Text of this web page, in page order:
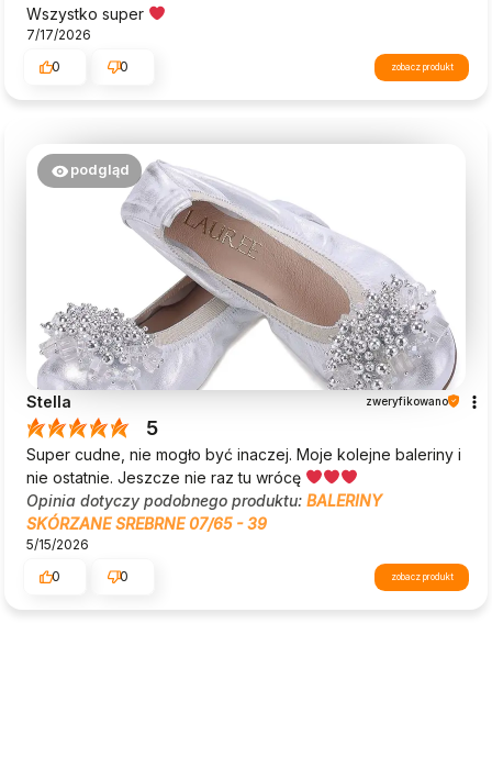
Wszystko super
7/17/2026
0
0 zobacz produkt
podgląd
Stella zweryfikowano
5
Super cudne, nie mogło być inaczej. Moje kolejne baleriny i
nie ostatnie. Jeszcze nie raz tu wrócę
Opinia dotyczy podobnego produktu: BALERINY
SKÓRZANE SREBRNE 07/65 - 39
5/15/2026
0
0 zobacz produkt